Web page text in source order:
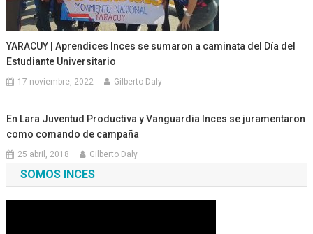
YARACUY | Aprendices Inces se sumaron a caminata del Día del
Estudiante Universitario
17 noviembre, 2022 Gilberto Daly
En Lara Juventud Productiva y Vanguardia Inces se juramentaron
como comando de campaña
25 abril, 2018 Gilberto Daly
SOMOS INCES